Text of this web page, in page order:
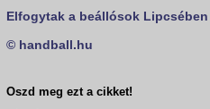
Elfogytak a beállósok Lipcsében
© handball.hu
Oszd meg ezt a cikket!